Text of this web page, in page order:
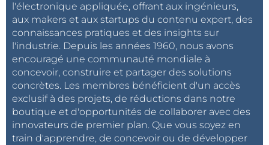
des options d'alimentation flexibles (de 2,4V à 3,6 V
DC) et une disposition universelle des broches (par
exemple, 1x40 ou 1x45 broches avec un pas de 0,5
mm ou 0,3 mm), les panneaux sont faciles à intégrer
dans différents systèmes.
Caractéristiques
Type d'écran
TFT
Type d'affichage
graphique
l'électronique appliquée, offrant aux ingénieurs,
aux makers et aux startups du contenu expert, des
connaissances pratiques et des insights sur
l'industrie. Depuis les années 1960, nous avons
encouragé une communauté mondiale à
concevoir, construire et partager des solutions
concrètes. Les membres bénéficient d'un accès
exclusif à des projets, de réductions dans notre
boutique et d'opportunités de collaborer avec des
innovateurs de premier plan. Que vous soyez en
train d'apprendre, de concevoir ou de développer